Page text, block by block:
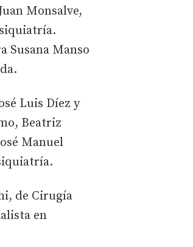
Monsalve,
Susana Manso
Luis Díez y
Beatriz
Manuel
de Cirugía
en